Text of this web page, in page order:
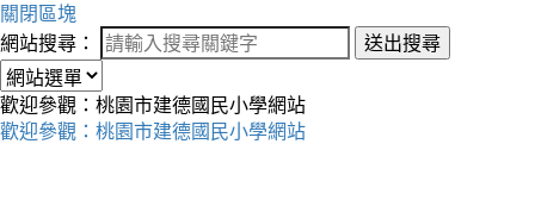
關閉區塊
網站搜尋：
送出搜尋
歡迎參觀：桃園市建德國民小學網站
歡迎參觀：桃園市建德國民小學網站